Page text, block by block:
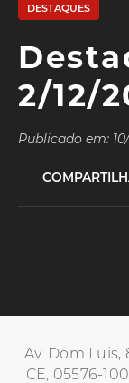
DESTAQUES
2/12/
Publicado em:
Av. Dom Luis,
CE, 05576-